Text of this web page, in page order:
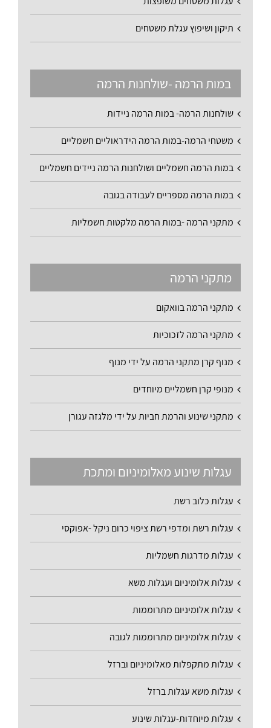
תיקון ושיפוץ עגלת משטחים
במות הרמה -שולחנות הרמה
שולחנות הרמה- במות הרמה ניידות
משטחי הרמה-במות הרמה הידראוליים חשמליים
במות הרמה חשמליים ושולחנות הרמה ניידים חשמליים
במות הרמה מספריים לעבודה בגובה
מתקני הרמה -במות הרמה מלקטות חשמליות
מתקני הרמה
מתקני הרמה בוואקום
מתקני הרמה לזכוכיות
מנוף קרן מתקני הרמה על ידי מנוף
מנופי קרן חשמליים מיוחדים
מתקני שינוע והרמת חביות על ידי מלגזה עגורן
עגלות שינוע מאלומיניום ומתכת
עגלות כלוב רשת
עגלות רשת ומדפי רשת ציפוי כרום ניקל -אפוקסי
עגלות מדרגות חשמליות
עגלות אלומיניום ועגלות משא
עגלות אלומיניום מתרוממות
עגלות אלומיניום מתרוממות לגובה
עגלות מתקפלות מאלומיניום וברזל
עגלות משא עגלות ברזל
עגלות מיוחדות-עגלות שינוע